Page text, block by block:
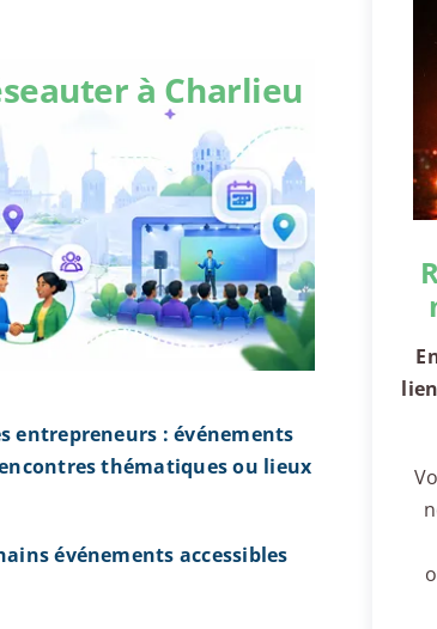
à Charlieu
entrepreneurs : événements
thématiques ou lieux
événements accessibles